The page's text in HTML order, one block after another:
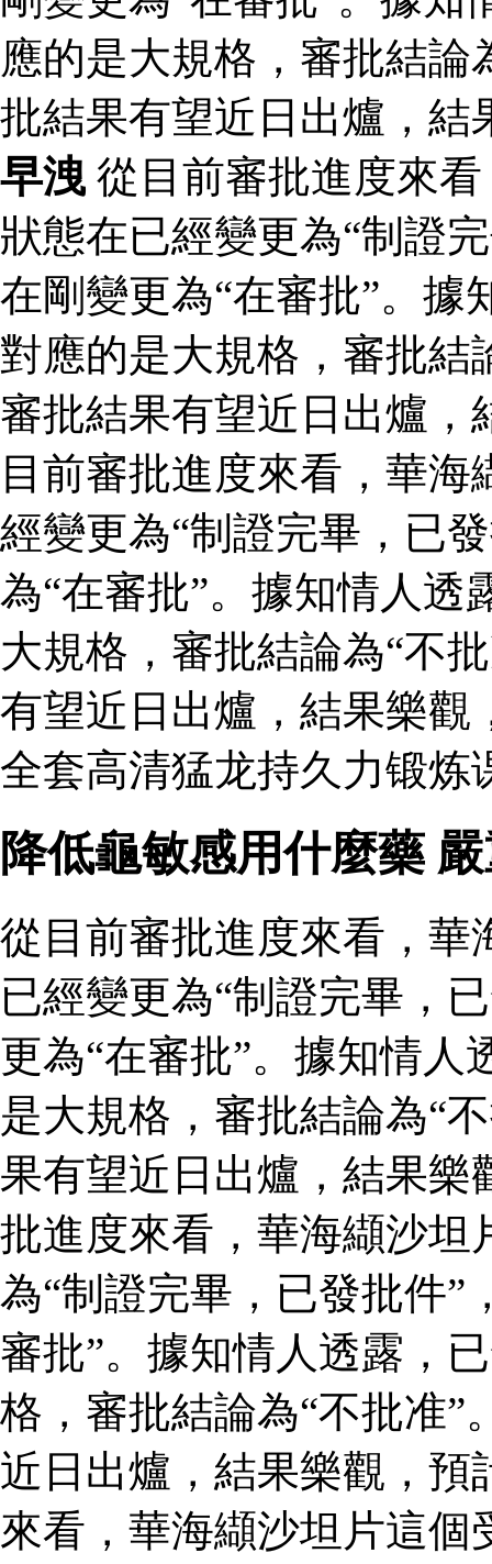
應的是大規格，審批結論
批結果有望近日出爐，
早洩 從目前審批進度來
狀態在已經變更為“制證
在剛變更為“在審批”。據
對應的是大規格，審批結
審批結果有望近日出爐，
目前審批進度來看，華
經變更為“制證完畢，已
為“在審批”。據知情人透
大規格，審批結論為“不
有望近日出爐，結果樂
全套高清猛龙持久力锻炼
降低龜敏感用什麼藥
從目前審批進度來看，華
已經變更為“制證完畢，
更為“在審批”。據知情
是大規格，審批結論為“
果有望近日出爐，結果樂
批進度來看，華海纈沙坦
為“制證完畢，已發批件”
審批”。據知情人透露，
格，審批結論為“不批准”
近日出爐，結果樂觀，預
來看，華海纈沙坦片這個